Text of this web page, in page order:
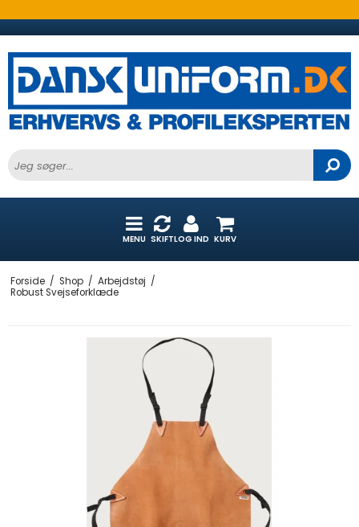
MENU SKIFTLOG IND KURV
Forside / Shop / Arbejdstøj /
Robust Svejseforklæde